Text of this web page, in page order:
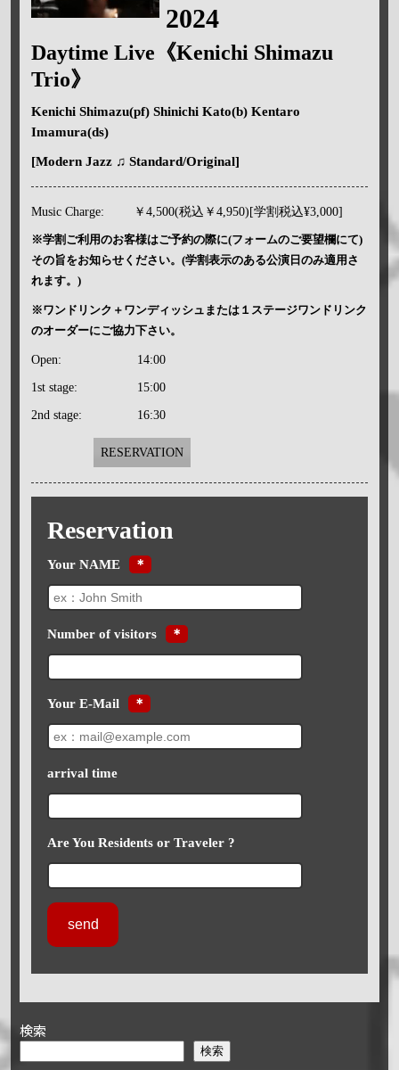
2024
Daytime Live《Kenichi Shimazu
Trio》
Kenichi Shimazu(pf) Shinichi Kato(b) Kentaro
Imamura(ds)
[Modern Jazz ♫ Standard/Original]
Music Charge: ￥4,500(税込￥4,950)[学割税込¥3,000]
※学割ご利用のお客様はご予約の際に(フォームのご要望欄にて)
その旨をお知らせください。(学割表示のある公演日のみ適用さ
れます。)
※ワンドリンク＋ワンディッシュまたは１ステージワンドリンク
のオーダーにご協力下さい。
Open: 14:00
1st stage: 15:00
2nd stage: 16:30
RESERVATION
Reservation
Your NAME ＊
Number of visitors ＊
Your E-Mail ＊
arrival time
Are You Residents or Traveler ?
検索
検索